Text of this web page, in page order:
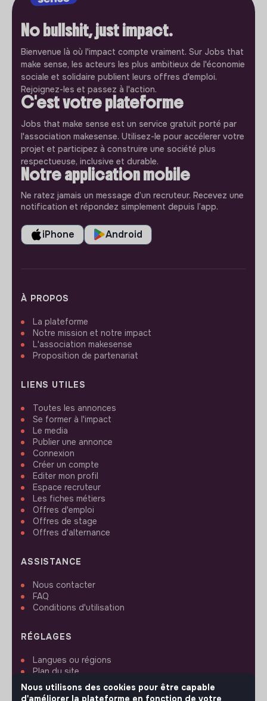
No bullshit, just impact.
Bienvenue là où l'impact compte vraiment. Sur Jobs that
make sense, les acteurs les plus ambitieux de l'économie
sociale et solidaire publient leurs offres d'emploi.
Rejoignez-les et passez à l'action.
C'est votre plateforme
Jobs that make sense est un service gratuit porté par
l'association makesense. Utilisez-le pour accélerer votre
projet et participez à construire une société plus
respectueuse, inclusive et durable.
Notre application mobile
Ne ratez jamais un message d’un recruteur. Recevez une
notification et répondez simplement depuis l’app.
iPhone Android
À PROPOS
La plateforme
Notre mission et notre impact
L'association makesense
Proposition de partenariat
LIENS UTILES
Toutes les annonces
Se former à l'impact
Le media
Publier une annonce
Connexion
Créer un compte
Editer mon profil
Espace recruteur
Les fiches métiers
Offres d'emploi
Offres de stage
Offres d'alternance
ASSISTANCE
Nous contacter
FAQ
Conditions d'utilisation
RÉGLAGES
Langues ou régions
Plan du site
Paramètres des cookies
Nous utilisons des cookies pour être capable
d'améliorer la plateforme en fonction de votre